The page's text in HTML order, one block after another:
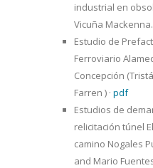
industrial en
Vicuña
Estudio de
Ferroviario
Concepción
Farren ) · pdf
Estudios de
relicitación túnel
camino Nogales
and Mario